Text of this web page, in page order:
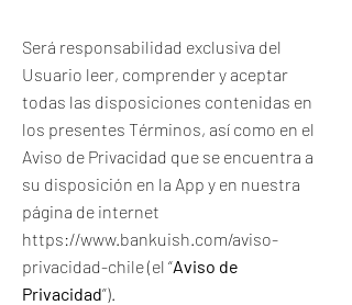
Será responsabilidad exclusiva del
Usuario leer, comprender y aceptar
todas las disposiciones contenidas en
los presentes Términos, así como en el
Aviso de Privacidad que se encuentra a
su disposición en la App y en nuestra
página de internet
https://www.bankuish.com/aviso-
privacidad-chile(el “Aviso de
Privacidad”).